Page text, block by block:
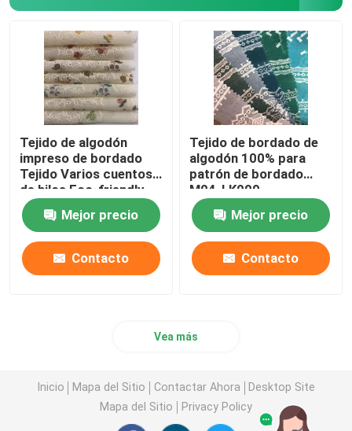
Tejido de algodón
impreso de bordado
Tejido Varios cuentos
de hilos Eco-friendly
M04-LK011
Mejor precio
Contacto
Tejido de bordado de
algodón 100% para
patrón de bordado
M04-LK009
Mejor precio
Contacto
Vea más
Inicio Mapa del Sitio Contactar Ahora
Desktop Site
Mapa del Sitio
Privacy Policy